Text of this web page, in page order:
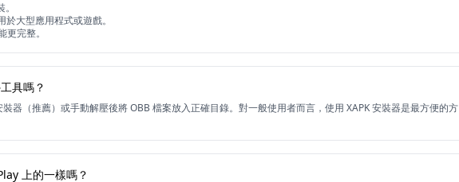
於大型應用程式或遊戲。
更完整。
具嗎？
裝器（推薦）或手動解壓後將 OBB 檔案放入正確目錄。對一般使用者而言，使用 XAPK 安裝器是最方便的方
上的一樣嗎？